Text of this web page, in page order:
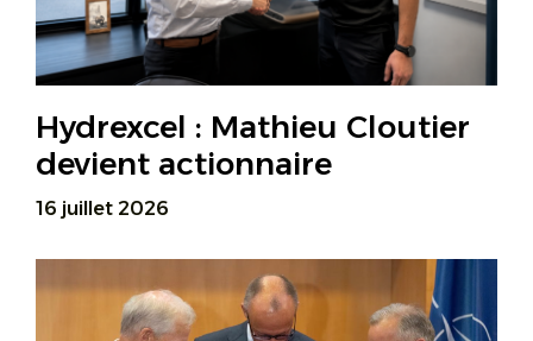
Hydrexcel : Mathieu Cloutier
devient actionnaire
16 juillet 2026